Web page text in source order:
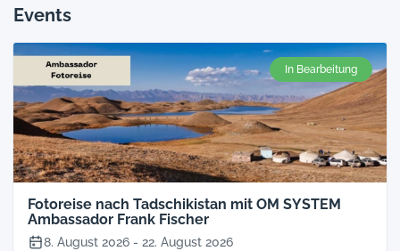
Events
In Bearbeitung
Fotoreise nach Tadschikistan mit OM SYSTEM
Ambassador Frank Fischer
8. August 2026 - 22. August 2026